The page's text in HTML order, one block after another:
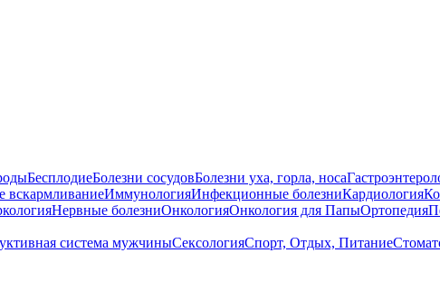
БесплодиеБолезни сосудовБолезни уха, горла, носа
вскармливаниеИммунологияИнфекционные болезниКардиология
Нервные болезниОнкологияОнкология для ПапыОртопедия
система мужчиныСексологияСпорт, Отдых, Питание